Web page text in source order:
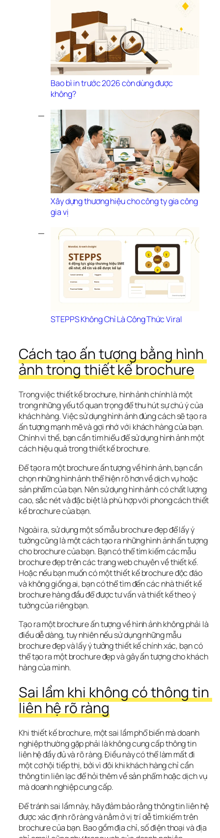
Bao bì in trước 2026 còn dùng được
không?
Xây dựng thương hiệu cho công ty gia công
gia vị
STEPPS Không Chỉ Là Công Thức Viral
Cách tạo ấn tượng bằng hình
ảnh trong thiết kế brochure
Trong việc thiết kế brochure, hình ảnh chính là một
trong những yếu tố quan trọng để thu hút sự chú ý của
khách hàng. Việc sử dụng hình ảnh đúng cách sẽ tạo ra
ấn tượng mạnh mẽ và gợi nhớ với khách hàng của bạn.
Chính vì thế, bạn cần tìm hiểu để sử dụng hình ảnh một
cách hiệu quả trong thiết kế brochure.
Để tạo ra một brochure ấn tượng về hình ảnh, bạn cần
chọn những hình ảnh thể hiện rõ hơn về dịch vụ hoặc
sản phẩm của bạn. Nên sử dụng hình ảnh có chất lượng
cao, sắc nét và đặc biệt là phù hợp với phong cách thiết
kế brochure của bạn.
Ngoài ra, sử dụng một số mẫu brochure đẹp để lấy ý
tưởng cũng là một cách tạo ra những hình ảnh ấn tượng
cho brochure của bạn. Bạn có thể tìm kiếm các mẫu
brochure đẹp trên các trang web chuyên về thiết kế.
Hoặc nếu bạn muốn có một thiết kế brochure độc đáo
và không giống ai, bạn có thể tìm đến các nhà thiết kế
brochure hàng đầu để được tư vấn và thiết kế theo ý
tưởng của riêng bạn.
Tạo ra một brochure ấn tượng về hình ảnh không phải là
điều dễ dàng, tuy nhiên nếu sử dụng những mẫu
brochure đẹp và lấy ý tưởng thiết kế chính xác, bạn có
thể tạo ra một brochure đẹp và gây ấn tượng cho khách
hàng của mình.
Sai lầm khi không có thông tin
liên hệ rõ ràng
Khi thiết kế brochure, một sai lầm phổ biến mà doanh
nghiệp thường gặp phải là không cung cấp thông tin
liên hệ đầy đủ và rõ ràng. Điều này có thể làm mất đi
một cơ hội tiếp thị, bởi vì đôi khi khách hàng chỉ cần
thông tin liên lạc để hỏi thêm về sản phẩm hoặc dịch vụ
mà doanh nghiệp cung cấp.
Để tránh sai lầm này, hãy đảm bảo rằng thông tin liên hệ
được xác định rõ ràng và nằm ở vị trí dễ tìm kiếm trên
brochure của bạn. Bao gồm địa chỉ, số điện thoại và địa